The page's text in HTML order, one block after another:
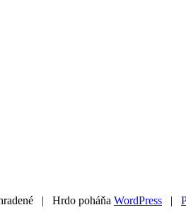
| Hrdo poháňa WordPress